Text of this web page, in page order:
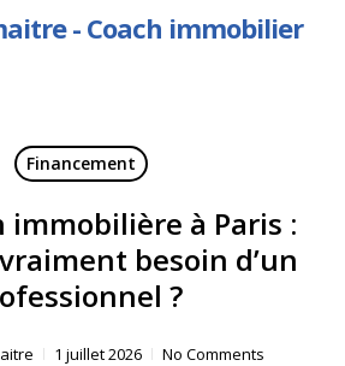
- Coach immobilier
Financement
immobilière à Paris :
besoin d’un
?
1 juillet 2026 No Comments